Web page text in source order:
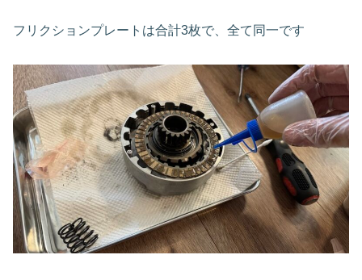
フリクションプレートは合計3枚で、全て同一です